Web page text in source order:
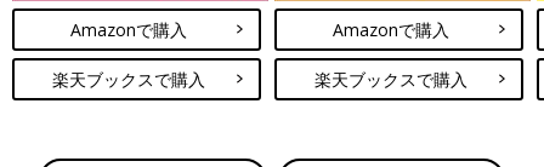
Amazonで購入
楽天ブックスで購入
Amazonで購入
楽天ブックスで購入